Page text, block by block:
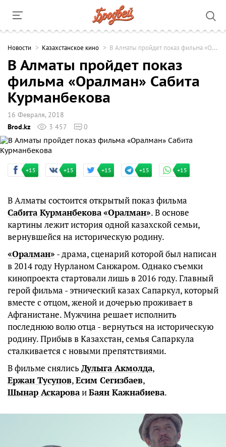
Новости Казахстанское кино В Алматы пройдет показ фильма «Оралман» Сабита Курманбекова
В Алматы пройдет показ
фильма «Оралман» Сабита
Курманбекова
16 Февраля, 2018
Brod.kz
3 457 0
+15 +15 +15 +15 +15
В Алматы состоится открытый показ фильма
Сабита Курманбекова«Оралман». В основе
картины лежит история одной казахской семьи,
вернувшейся на историческую родину.
«Оралман» - драма, сценарий которой был написан
в 2014 году Нурланом Санжаром. Однако съемки
кинопроекта стартовали лишь в 2016 году. Главный
герой фильма - этнический казах Сапаркул, который
вместе с отцом, женой и дочерью проживает в
Афганистане. Мужчина решает исполнить
последнюю волю отца - вернуться на историческую
родину. Прибыв в Казахстан, семья Сапаркула
сталкивается с новыми препятствиями.
В фильме снялись Дулыга Акмолда,
Ержан Тусупов,Есим Сегизбаев,
Шынар АскароваиБаян Кажнабиева.